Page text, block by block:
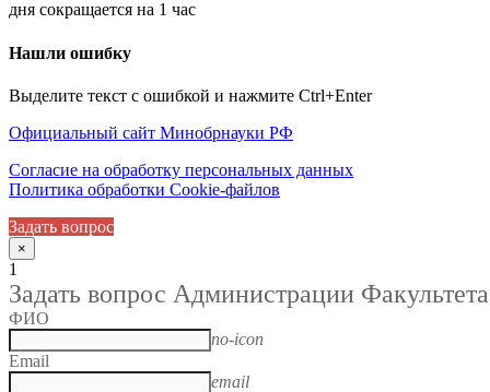
дня сокращается на 1 час
Нашли ошибку
Выделите текст с ошибкой и нажмите Ctrl+Enter
Официальный сайт Минобрнауки РФ
Согласие на обработку персональных данных
Политика обработки Cookie-файлов
Задать вопрос
×
1
Задать вопрос Администрации Факультета
ФИО
no-icon
Email
email